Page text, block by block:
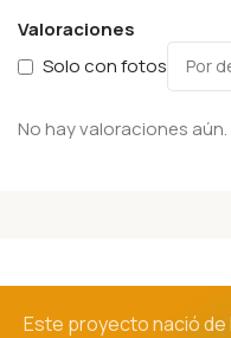
Valoraciones
Solo con fotos
No hay valoraciones aún.
Este proyecto nació de